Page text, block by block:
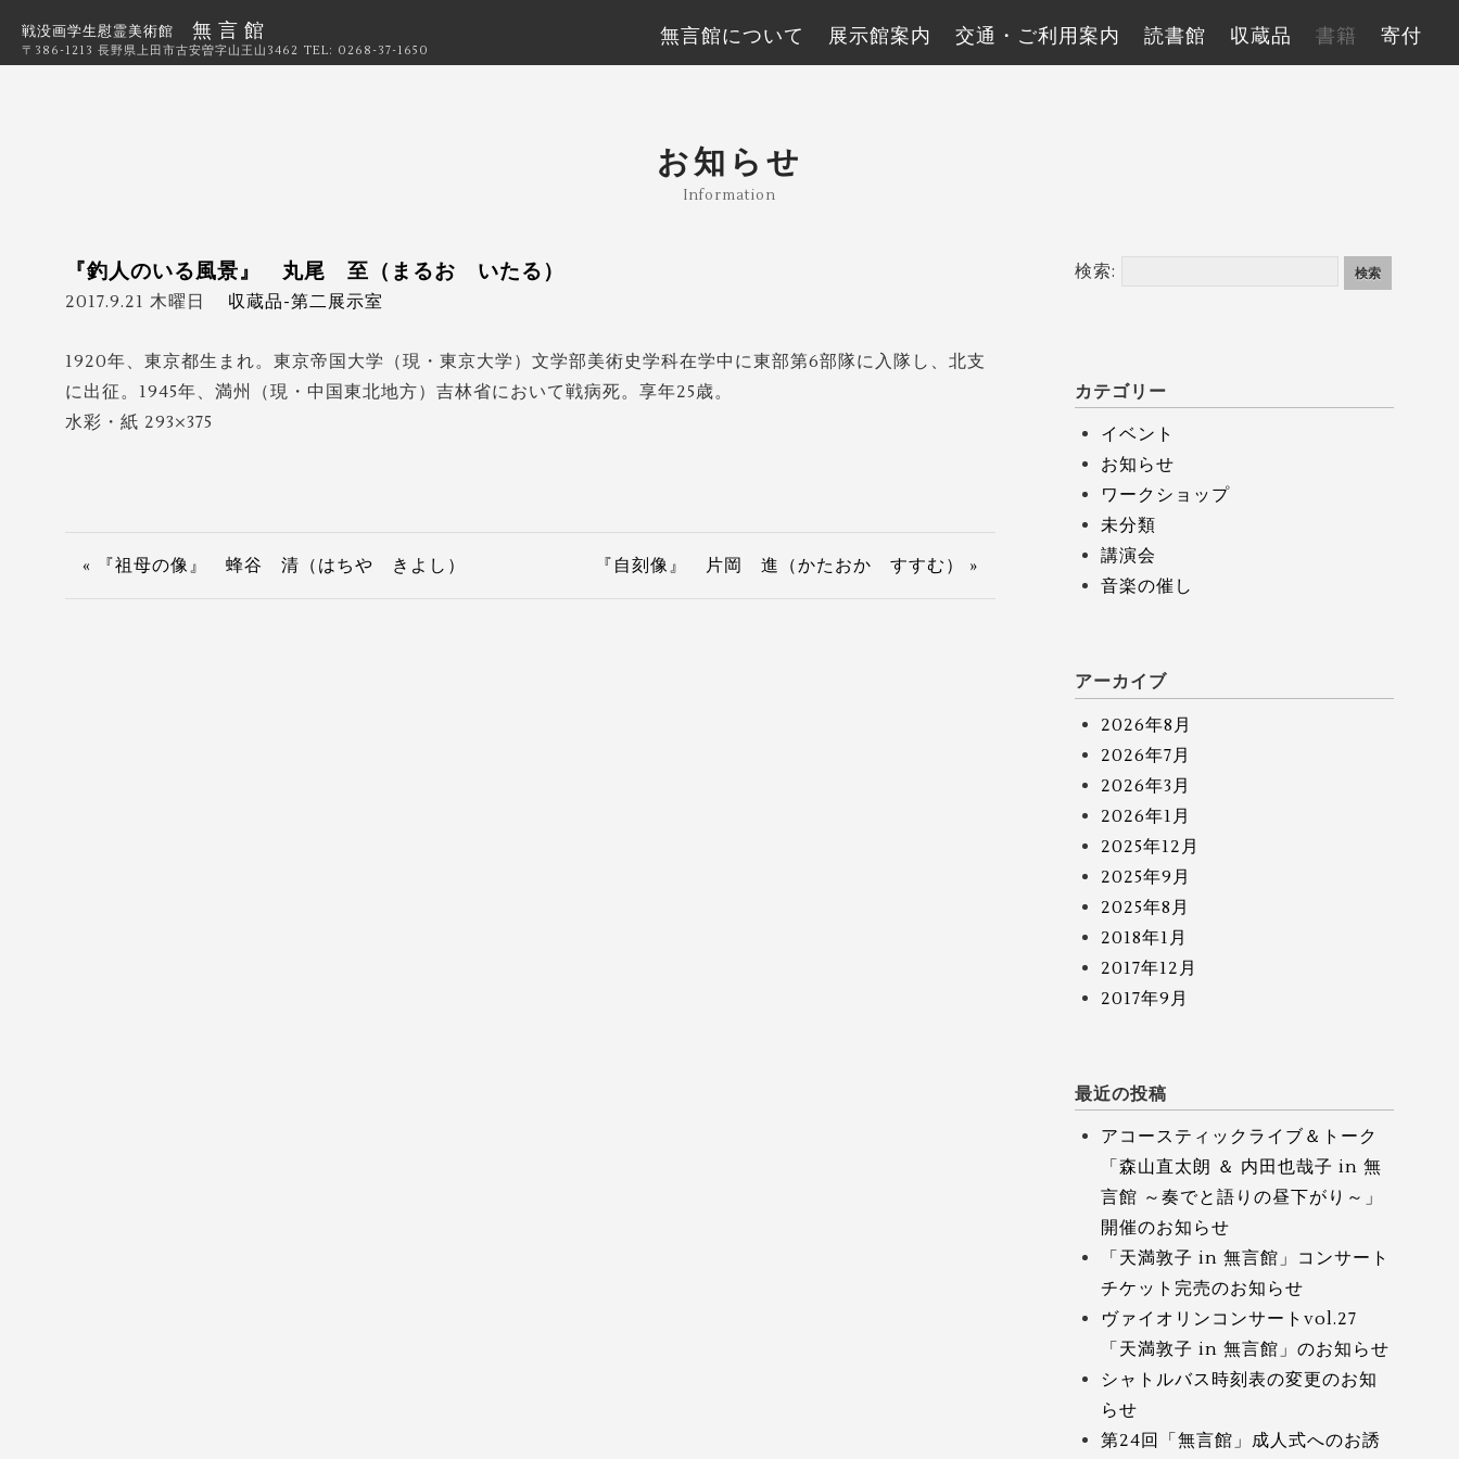
戦没画学生慰霊美術館 無 言 館
〒386-1213 長野県上田市古安曽字山王山3462 TEL: 0268-37-1650
無言館について 展示館案内 交通・ご利用案内 読書館 収蔵品 書籍 寄付
お知らせ
Information
『釣人のいる風景』 丸尾 至（まるお いたる）
2017.9.21 木曜日 収蔵品-第二展示室
1920年、東京都生まれ。東京帝国大学（現・東京大学）文学部美術史学科在学中に東部第6部隊に入隊し、北支
に出征。1945年、満州（現・中国東北地方）吉林省において戦病死。享年25歳。
水彩・紙 293×375
« 『祖母の像』 蜂谷 清（はちや きよし） 『自刻像』 片岡 進（かたおか すすむ） »
検索:
カテゴリー
イベント
お知らせ
ワークショップ
未分類
講演会
音楽の催し
アーカイブ
2026年8月
2026年7月
2026年3月
2026年1月
2025年12月
2025年9月
2025年8月
2018年1月
2017年12月
2017年9月
最近の投稿
アコースティックライブ＆トーク
「森山直太朗 ＆ 内田也哉子 in 無
言館 ～奏でと語りの昼下がり～」
開催のお知らせ
「天満敦子 in 無言館」コンサート
チケット完売のお知らせ
ヴァイオリンコンサートvol.27
「天満敦子 in 無言館」のお知らせ
シャトルバス時刻表の変更のお知
らせ
第24回「無言館」成人式へのお誘